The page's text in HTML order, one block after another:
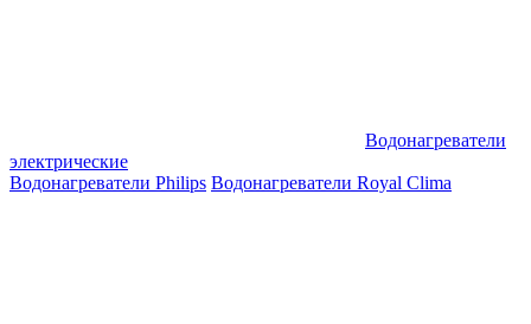
Водонагреватели
электрические
Водонагреватели Philips Водонагреватели Royal Clima